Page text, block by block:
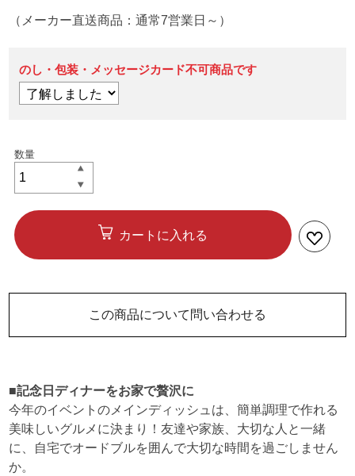
（メーカー直送商品：通常7営業日～）
のし・包装・メッセージカード不可商品です
カートに入れる
この商品について問い合わせる
■記念日ディナーをお家で贅沢に
今年のイベントのメインディッシュは、簡単調理で作れる
美味しいグルメに決まり！友達や家族、大切な人と一緒
に、自宅でオードブルを囲んで大切な時間を過ごしません
か。